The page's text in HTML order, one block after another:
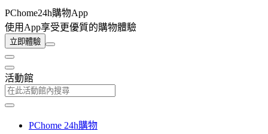
PChome24h購物App
使用App享受更優質的購物體驗
立即體驗
活動館
PChome 24h購物